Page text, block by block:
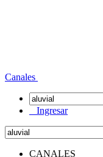
Canales
Ingresar
CANALES